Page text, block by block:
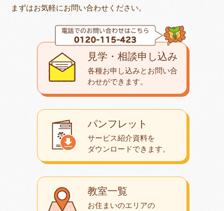
まずはお気軽にお問い合わせください。
教室一覧
お住まいのエリアの
パンフレット
サービス紹介資料を
ダウンロードできます。
見学・相談申し込み
各種お申し込みとお問い合
わせができます。